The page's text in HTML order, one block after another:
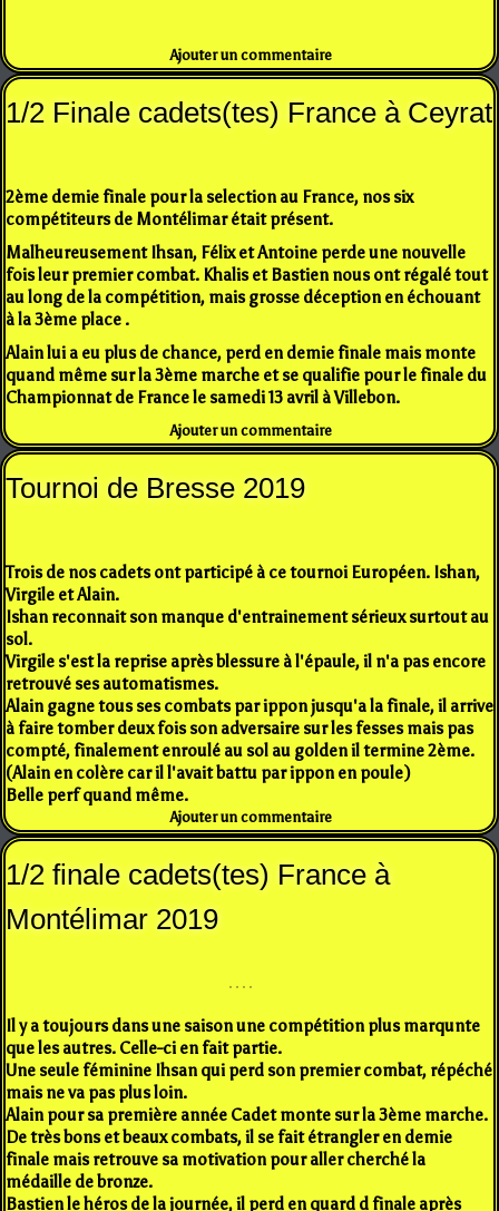
Ajouter un commentaire
1/2 Finale cadets(tes) France à Ceyrat
2ème demie finale pour la selection au France, nos six
compétiteurs de Montélimar était présent.
Malheureusement Ihsan, Félix et Antoine perde une nouvelle
fois leur premier combat. Khalis et Bastien nous ont régalé tout
au long de la compétition, mais grosse déception en échouant
à la 3ème place .
Alain lui a eu plus de chance, perd en demie finale mais monte
quand même sur la 3ème marche et se qualifie pour le finale du
Championnat de France le samedi 13 avril à Villebon.
Ajouter un commentaire
Tournoi de Bresse 2019
Trois de nos cadets ont participé à ce tournoi Européen. Ishan,
Virgile et Alain.
Ishan reconnait son manque d'entrainement sérieux surtout au
sol.
Virgile s'est la reprise après blessure à l'épaule, il n'a pas encore
retrouvé ses automatismes.
Alain gagne tous ses combats par ippon jusqu'a la finale, il arrive
à faire tomber deux fois son adversaire sur les fesses mais pas
compté, finalement enroulé au sol au golden il termine 2ème.
(Alain en colère car il l'avait battu par ippon en poule)
Belle perf quand même.
Ajouter un commentaire
1/2 finale cadets(tes) France à
Montélimar 2019
Il y a toujours dans une saison une compétition plus marqunte
que les autres. Celle-ci en fait partie.
Une seule féminine Ihsan qui perd son premier combat, répéché
mais ne va pas plus loin.
Alain pour sa première année Cadet monte sur la 3ème marche.
De très bons et beaux combats, il se fait étrangler en demie
finale mais retrouve sa motivation pour aller cherché la
médaille de bronze.
Bastien le héros de la journée, il perd en quard d finale après